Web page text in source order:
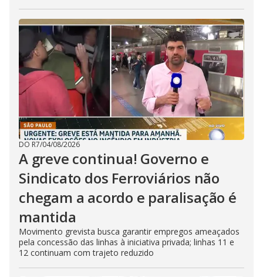
DO R7/04/08/2026
A greve continua! Governo e
Sindicato dos Ferroviários não
chegam a acordo e paralisação é
mantida
Movimento grevista busca garantir empregos ameaçados
pela concessão das linhas à iniciativa privada; linhas 11 e
12 continuam com trajeto reduzido